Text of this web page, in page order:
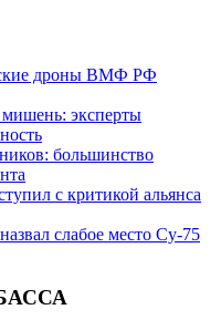
дроны ВМФ РФ
эксперты
большинство
с критикой альянса
слабое место Су-75